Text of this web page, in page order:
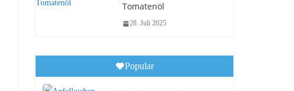
Tomatenöl
28. Juli 2025
Popular